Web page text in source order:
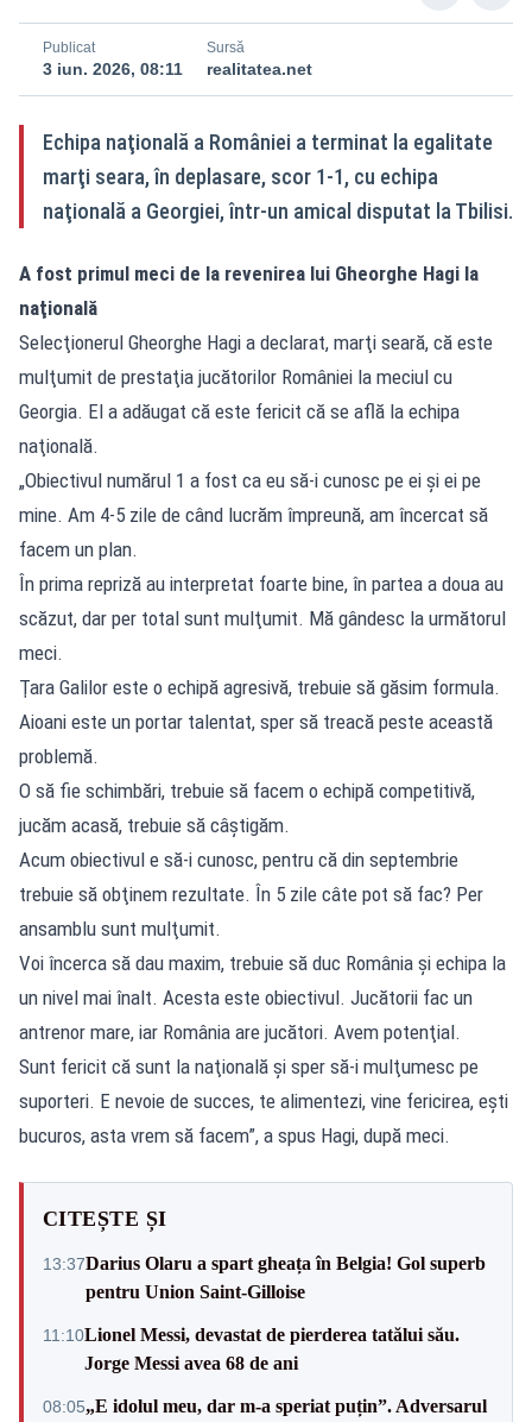
Publicat
3 iun. 2026, 08:11
Sursă
realitatea.net
Echipa naţională a României a terminat la egalitate
marţi seara, în deplasare, scor 1-1, cu echipa
naţională a Georgiei, într-un amical disputat la Tbilisi.
A fost primul meci de la revenirea lui Gheorghe Hagi la
naţională
Selecţionerul Gheorghe Hagi a declarat, marţi seară, că este
mulţumit de prestaţia jucătorilor României la meciul cu
Georgia. El a adăugat că este fericit că se află la echipa
naţională.
„Obiectivul numărul 1 a fost ca eu să-i cunosc pe ei şi ei pe
mine. Am 4-5 zile de când lucrăm împreună, am încercat să
facem un plan.
În prima repriză au interpretat foarte bine, în partea a doua au
scăzut, dar per total sunt mulţumit. Mă gândesc la următorul
meci.
Ţara Galilor este o echipă agresivă, trebuie să găsim formula.
Aioani este un portar talentat, sper să treacă peste această
problemă.
O să fie schimbări, trebuie să facem o echipă competitivă,
jucăm acasă, trebuie să câştigăm.
Acum obiectivul e să-i cunosc, pentru că din septembrie
trebuie să obţinem rezultate. În 5 zile câte pot să fac? Per
ansamblu sunt mulţumit.
Voi încerca să dau maxim, trebuie să duc România şi echipa la
un nivel mai înalt. Acesta este obiectivul. Jucătorii fac un
antrenor mare, iar România are jucători. Avem potenţial.
Sunt fericit că sunt la naţională şi sper să-i mulţumesc pe
suporteri. E nevoie de succes, te alimentezi, vine fericirea, eşti
bucuros, asta vrem să facem”, a spus Hagi, după meci.
CITEȘTE ȘI
13:37Darius Olaru a spart gheața în Belgia! Gol superb
pentru Union Saint-Gilloise
11:10Lionel Messi, devastat de pierderea tatălui său.
Jorge Messi avea 68 de ani
08:05„E idolul meu, dar m-a speriat puțin”. Adversarul